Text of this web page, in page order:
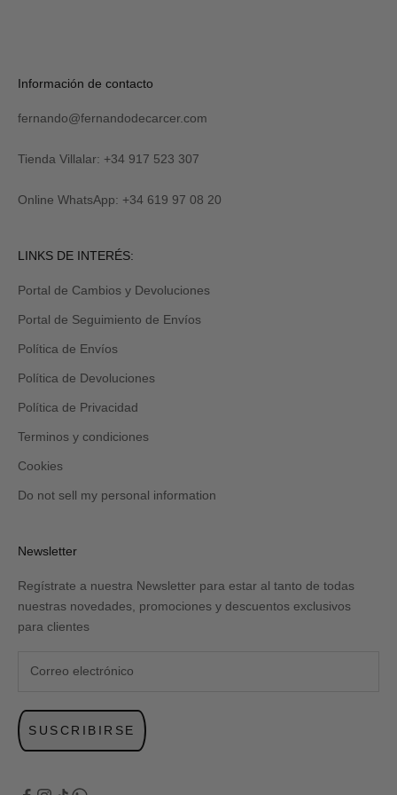
R
I
I
M
E
Verás
tu
al
y
recibirás
Revisa
carpeta
de
promociones
spam.
Información de contacto
fernando@fernandodecarcer.com
Tienda Villalar: +34 917 523 307
Online WhatsApp: +34 619 97 08 20
LINKS DE INTERÉS:
Portal de Cambios y Devoluciones
Portal de Seguimiento de Envíos
Política de Envíos
Política de Devoluciones
Política de Privacidad
Terminos y condiciones
Cookies
Do not sell my personal information
Newsletter
Regístrate a nuestra Newsletter para estar al tanto de todas
nuestras novedades, promociones y descuentos exclusivos
para clientes
SUSCRIBIRSE